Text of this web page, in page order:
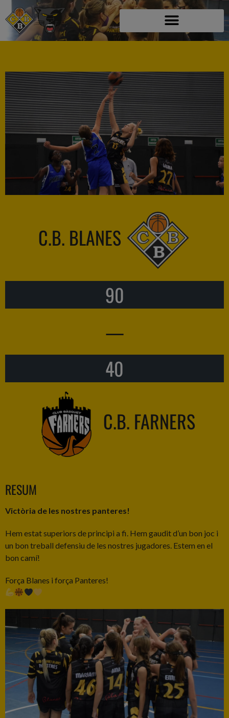
C.B. BLANES
90
—
40
C.B. FARNERS
RESUM
Victòria de les nostres panteres!
Hem estat superiors de principi a fi. Hem gaudit d’un bon joc i
un bon treball defensiu de les nostres jugadores. Estem en el
bon camí!
Força Blanes i força Panteres!